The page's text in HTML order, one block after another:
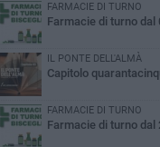
FARMACIE DI TURNO
Farmacie di turno dal
IL PONTE DELL'ALMÀ
Capitolo
FARMACIE DI TURNO
Farmacie di turno dal